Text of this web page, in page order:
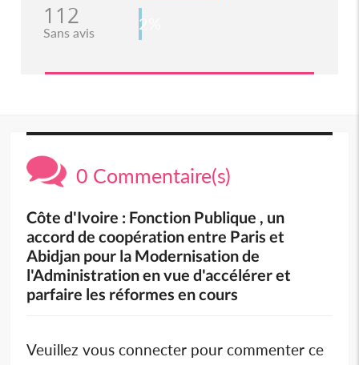
112
Sans avis 2%
0 Commentaire(s)
Côte d'Ivoire : Fonction Publique , un
accord de coopération entre Paris et
Abidjan pour la Modernisation de
l'Administration en vue d'accélérer et
parfaire les réformes en cours
Veuillez vous connecter pour commenter ce